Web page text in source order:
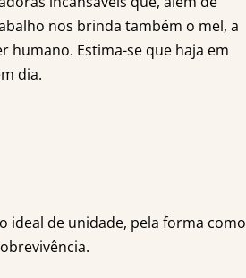
nos brinda também o mel, a
humano. Estima-se que haja em
dia.
ideal de unidade, pela forma como